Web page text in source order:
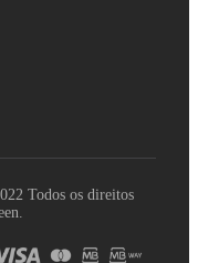
Todos os direitos